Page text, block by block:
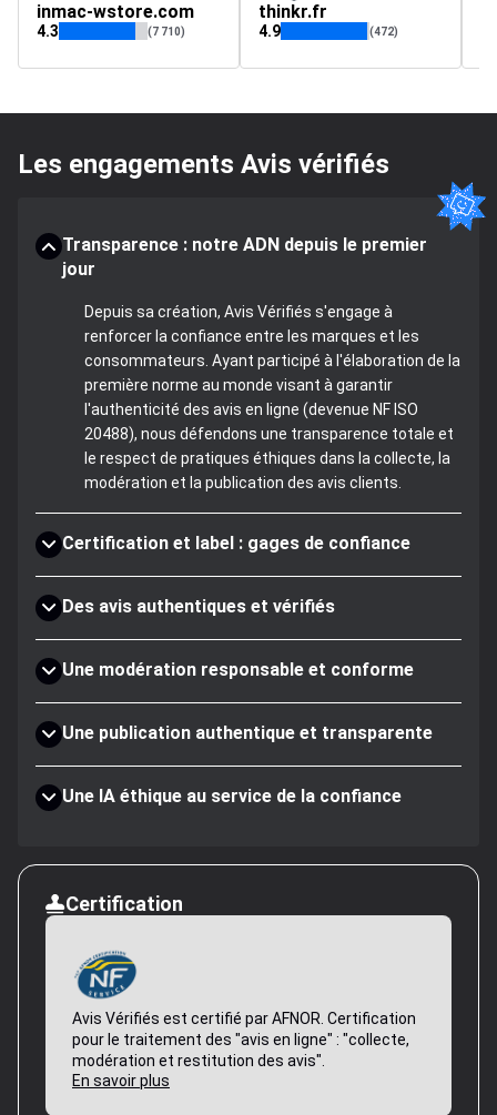
inmac-wstore.com
4.3 (7 710)
thinkr.fr
4.9 (472)
Les engagements Avis vérifiés
Transparence : notre ADN depuis le premier
jour
Depuis sa création, Avis Vérifiés s'engage à
renforcer la confiance entre les marques et les
consommateurs. Ayant participé à l'élaboration de la
première norme au monde visant à garantir
l'authenticité des avis en ligne (devenue NF ISO
20488), nous défendons une transparence totale et
le respect de pratiques éthiques dans la collecte, la
modération et la publication des avis clients.
Certification et label : gages de confiance
Des avis authentiques et vérifiés
Une modération responsable et conforme
Une publication authentique et transparente
Une IA éthique au service de la confiance
Certification
Avis Vérifiés est certifié par AFNOR. Certification
pour le traitement des "avis en ligne" : "collecte,
modération et restitution des avis".
En savoir plus